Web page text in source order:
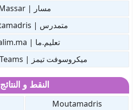
مسار | Massar
متمدرس | Moutamadris
تعليم.ما | Taalim.ma
ميكروسوفت تيمز | Microsoft Teams
النقط و النتائج
Moutamadris